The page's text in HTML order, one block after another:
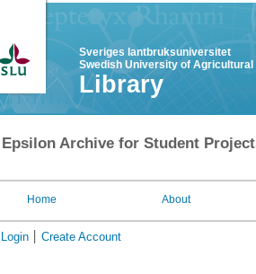
Sveriges lantbruksuniversitet
Swedish University of Agricultural
Library
Epsilon Archive for Student
Home About
Login Create Account